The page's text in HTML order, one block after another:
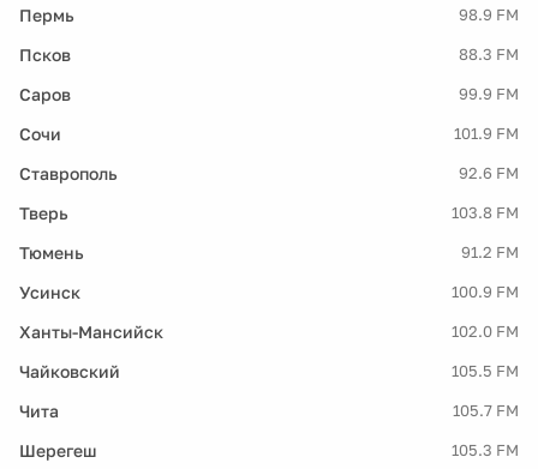
Пермь 98.9 FM
Псков 88.3 FM
Саров 99.9 FM
Сочи 101.9 FM
Ставрополь 92.6 FM
Тверь 103.8 FM
Тюмень 91.2 FM
Усинск 100.9 FM
Ханты-Мансийск 102.0 FM
Чайковский 105.5 FM
Чита 105.7 FM
Шерегеш 105.3 FM